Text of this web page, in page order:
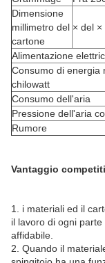
Dimensione
millimetro del
cartone
× del
Alimentazione
Consumo di energia
chilowatt
Consumo dell'aria
Pressione dell'aria
Rumore
Vantaggio
1. i materiali ed il
il lavoro di ogni
affidabile.
2. Quando il